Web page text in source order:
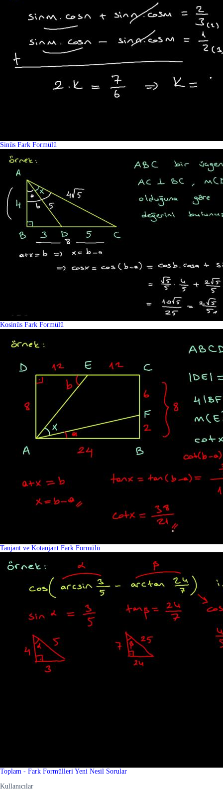
Sinüs Fark Formülü
Kosinüs Fark Formülü
Tanjant ve Kotanjant Fark Formülü
Toplam - Fark Formülleri Yeni Nesil Sorular
Kullanıcılar